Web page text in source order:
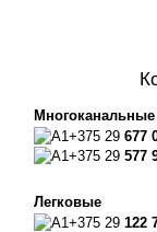
Многоканальные
+375 29 677
+375 29 577
Легковые
+375 29 122